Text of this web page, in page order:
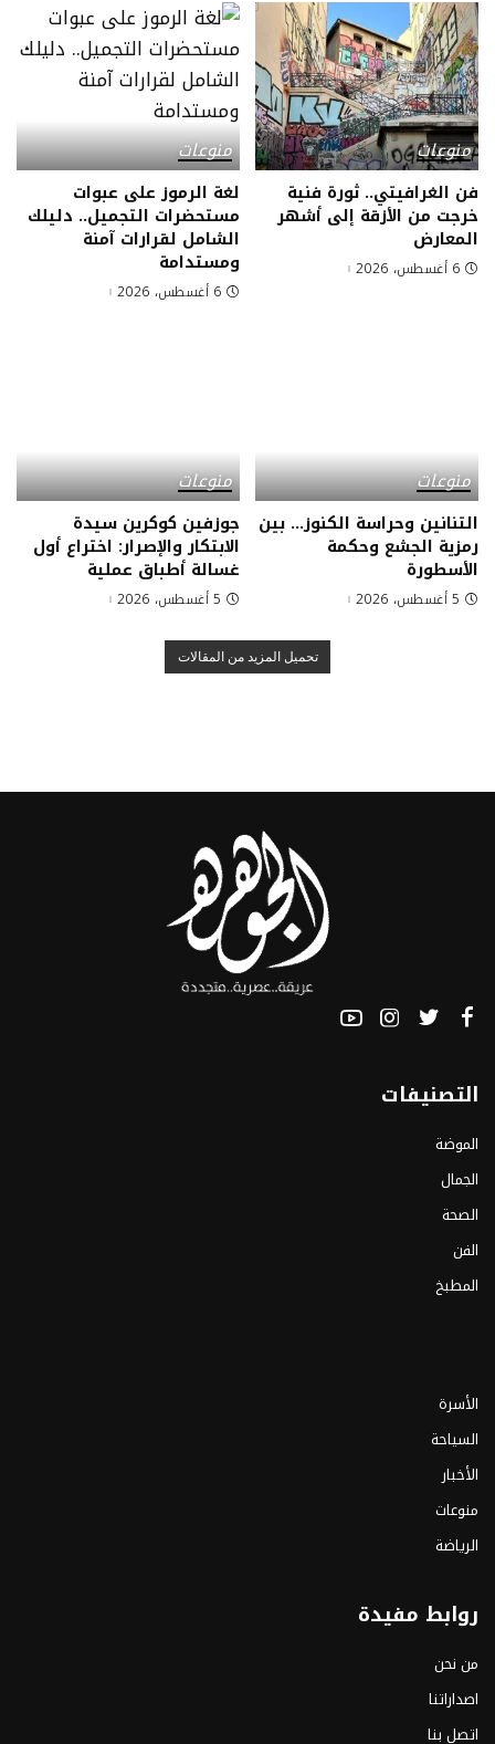
منوعات
فن الغرافيتي.. ثورة فنية
خرجت من الأزقة إلى أشهر
المعارض
6 أغسطس، 2026
منوعات
لغة الرموز على عبوات
مستحضرات التجميل.. دليلك
الشامل لقرارات آمنة
ومستدامة
6 أغسطس، 2026
منوعات
التنانين وحراسة الكنوز… بين
رمزية الجشع وحكمة
الأسطورة
5 أغسطس، 2026
منوعات
جوزفين كوكرين سيدة
الابتكار والإصرار: اختراع أول
غسالة أطباق عملية
5 أغسطس، 2026
تحميل المزيد من المقالات
التصنيفات
الموضة
الجمال
الصحة
الفن
المطبخ
الأسرة
السياحة
الأخبار
منوعات
الرياضة
روابط مفيدة
من نحن
اصداراتنا
اتصل بنا